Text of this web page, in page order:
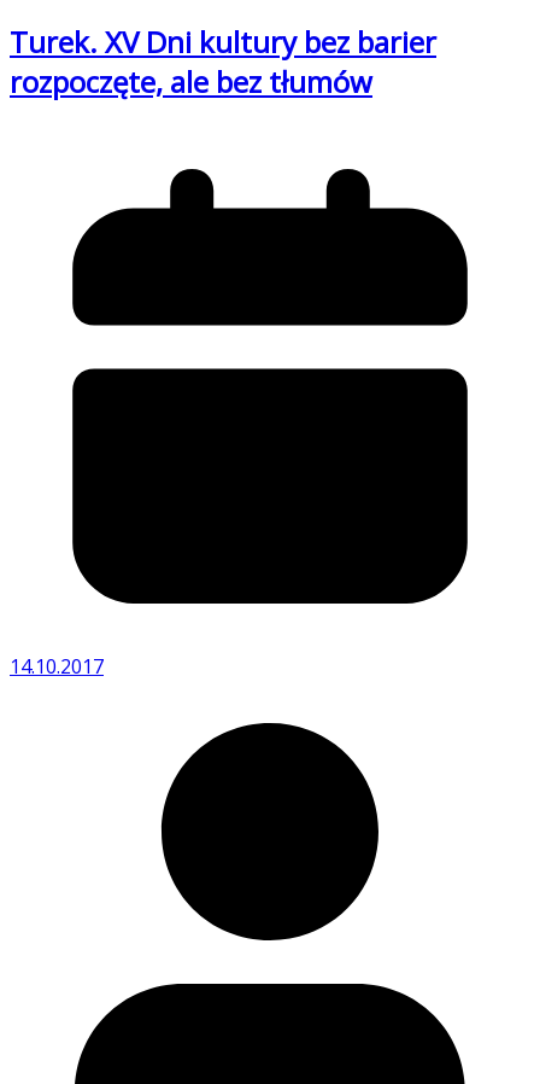
Turek. XV Dni kultury bez barier
rozpoczęte, ale bez tłumów
14.10.2017